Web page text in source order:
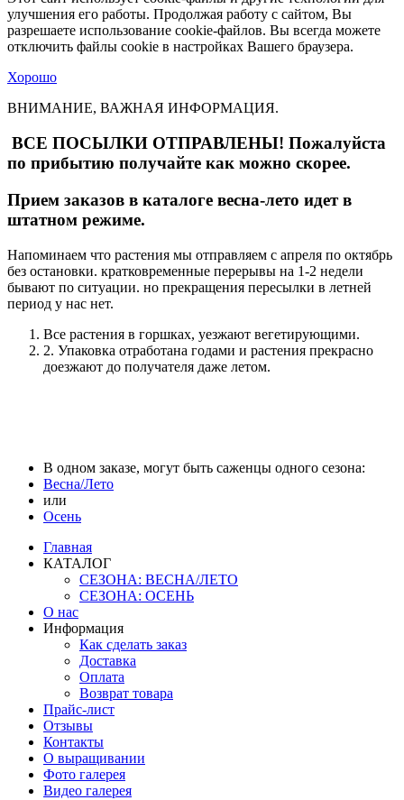
улучшения его работы. Продолжая работу с сайтом, Вы
разрешаете использование cookie-файлов. Вы всегда можете
отключить файлы cookie в настройках Вашего браузера.
Хорошо
ВНИМАНИЕ, ВАЖНАЯ ИНФОРМАЦИЯ.
ВСЕ ПОСЫЛКИ ОТПРАВЛЕНЫ! Пожалуйста
по прибытию получайте как можно скорее.
Прием заказов в каталоге весна-лето идет в
штатном режиме.
Напоминаем что растения мы отправляем с апреля по октябрь
без остановки. кратковременные перерывы на 1-2 недели
бывают по ситуации. но прекращения пересылки в летней
период у нас нет.
Все растения в горшках, уезжают вегетирующими.
2. Упаковка отработана годами и растения прекрасно
доезжают до получателя даже летом.
В одном заказе, могут быть саженцы одного сезона:
Весна/Лето
или
Осень
Главная
КАТАЛОГ
СЕЗОНА: ВЕСНА/ЛЕТО
СЕЗОНА: ОСЕНЬ
О нас
Информация
Как сделать заказ
Доставка
Оплата
Возврат товара
Прайс-лист
Отзывы
Контакты
О выращивании
Фото галерея
Видео галерея